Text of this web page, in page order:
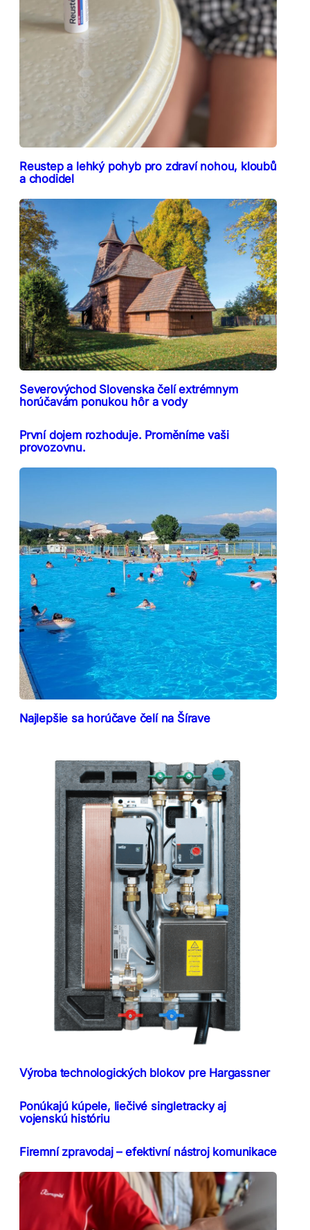
Reustep a lehký pohyb pro zdraví nohou, kloubů
a chodidel
Severovýchod Slovenska čelí extrémnym
horúčavám ponukou hôr a vody
První dojem rozhoduje. Proměníme vaši
provozovnu.
Najlepšie sa horúčave čelí na Šírave
Výroba technologických blokov pre Hargassner
Ponúkajú kúpele, liečivé singletracky aj
vojenskú históriu
Firemní zpravodaj – efektivní nástroj komunikace